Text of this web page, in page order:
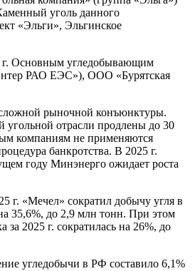
уголь данного
«Эльги», Эльгинское
г. Основным угледобывающим
РАО ЕЭС»), ООО «Бурятская
сложной рыночной конъюнктуры.
угольной отрасли продлены до 30
компаниям не применяются
банкротства. В 2025 г.
году Минэнерго ожидает роста
г. «Мечел» сократил добычу угля в
35,6%, до 2,9 млн тонн. При этом
2025 г. сократилась на 26%, до
угледобычи в РФ составило 6,1%